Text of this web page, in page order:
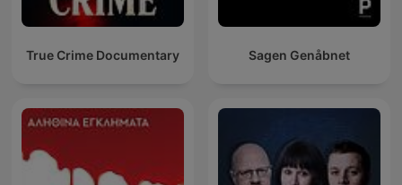
True Crime Documentary Sagen Genåbnet